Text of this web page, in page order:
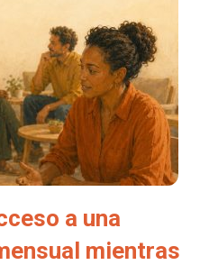
a una
mientras